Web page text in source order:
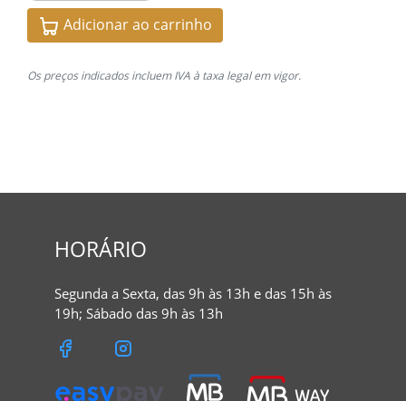
Adicionar ao carrinho
Os preços indicados incluem IVA à taxa legal em vigor.
HORÁRIO
Segunda a Sexta, das 9h às 13h e das 15h às
19h; Sábado das 9h às 13h